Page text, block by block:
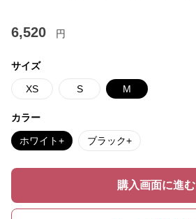
6,520 円
サイズ
XS S M
カラー
ホワイト+ ブラック+
購入画面に進む